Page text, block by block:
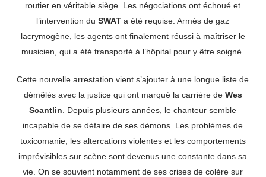
routier en véritable siège. Les négociations ont échoué et
l’intervention duSWAT a été requise. Armés de gaz
lacrymogène, les agents ont finalement réussi à maîtriser le
musicien, qui a été transporté à l’hôpital pour y être soigné.
Cette nouvelle arrestation vient s’ajouter à une longue liste de
démêlés avec la justice qui ont marqué la carrière de Wes
Scantlin . Depuis plusieurs années, le chanteur semble
incapable de se défaire de ses démons. Les problèmes de
toxicomanie, les altercations violentes et les comportements
imprévisibles sur scène sont devenus une constante dans sa
vie. On se souvient notamment de ses crises de colère sur